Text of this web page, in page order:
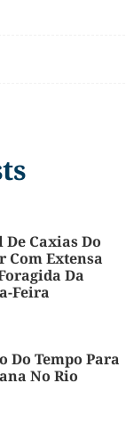
Caxias Do
Com Extensa
Da
Feira
Do Tempo Para
No Rio